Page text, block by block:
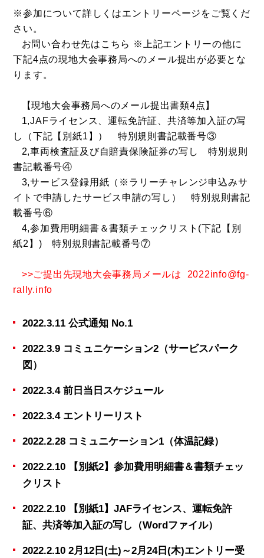
※参加について詳しくはエントリーページ をご覧くだ
さい。
お問い合わせ先は こちら ※上記エントリーの他に
下記4点の現地大会事務局へのメール提出が必要とな
ります。
【現地大会事務局へのメール提出書類4点】
1,JAFライセンス、運転免許証、共済等加入証の写
し（下記【別紙1】） 特別規則書記載番号③
2,車両検査証及び自賠責保険証券の写し 特別規則
書記載番号④
3,サービス登録用紙（※ラリーチャレンジ申込みサ
イトで申請したサービス申請の写し） 特別規則書記
載番号⑥
4,参加費用明細書＆書類チェックリスト(下記【別
紙2】) 特別規則書記載番号⑦
>>ご提出先現地大会事務局メールは
2022info@fg-
rally.info
2022.3.11 公式通知 No.1
2022.3.9 コミュニケーション2（サービスパーク
図）
2022.3.4 前日当日スケジュール
2022.3.4 エントリーリスト
2022.2.28 コミュニケーション1（体温記録）
2022.2.10 【別紙2】参加費用明細書＆書類チェッ
クリスト
2022.2.10 【別紙1】JAFライセンス、運転免許
証、共済等加入証の写し（Wordファイル）
2022.2.10 2月12日(土)～2月24日(木)エントリー受